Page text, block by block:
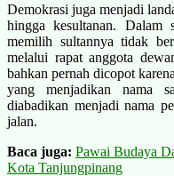
Demokrasi juga menjadi
hingga kesultanan. Dalam
memilih sultannya tidak
melalui rapat anggota
bahkan pernah dicopot
yang menjadikan nama
diabadikan menjadi nama
jalan.
Baca juga: Pawai Budaya
Kota Tanjungpinang